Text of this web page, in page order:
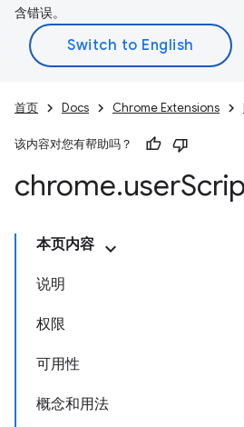
含错误。
首页 Docs Chrome Extensions
该内容对您有帮助吗？
chrome.user
本页内容
说明
权限
可用性
概念和用法